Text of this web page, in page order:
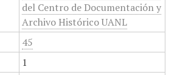
del Centro de Documentación y
Archivo Histórico UANL
45
1